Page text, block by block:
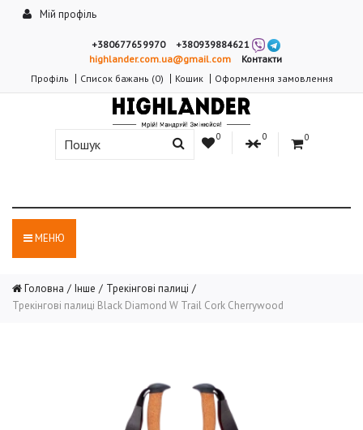
Мій профіль
+380677659970
+380939884621
highlander.com.ua@gmail.com
Контакти
Профіль
Список бажань (0) Кошик Оформлення замовлення
0 0 0
МЕНЮ
Головна Інше
Трекінгові палиці
Трекінгові палиці Black Diamond W Trail Cork Cherrywood